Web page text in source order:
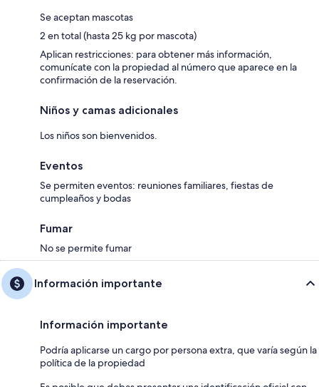
Se aceptan mascotas
2 en total (hasta 25 kg por mascota)
Aplican restricciones: para obtener más información,
comunícate con la propiedad al número que aparece en la
confirmación de la reservación.
Niños y camas adicionales
Los niños son bienvenidos.
Eventos
Se permiten eventos: reuniones familiares, fiestas de
cumpleaños y bodas
Fumar
No se permite fumar
Información importante
Información importante
Podría aplicarse un cargo por persona extra, que varía según la
política de la propiedad